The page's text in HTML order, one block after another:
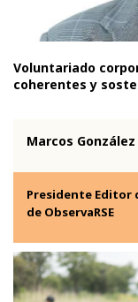
Voluntariado
coherentes y
Marcos González
Presidente Editor
de ObservaRSE